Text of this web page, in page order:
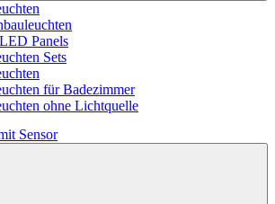
Panels
Sets
für Badezimmer
ohne Lichtquelle
Sensor